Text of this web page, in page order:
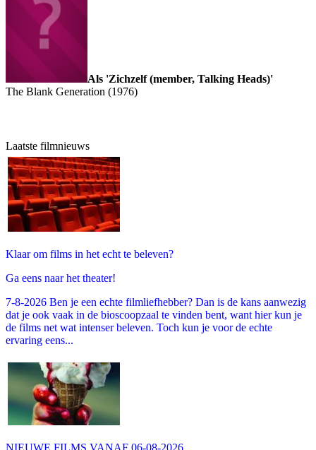
Als 'Zichzelf (member, Talking Heads)'
The Blank Generation (1976)
Laatste filmnieuws
Klaar om films in het echt te beleven?
Ga eens naar het theater!
7-8-2026 Ben je een echte filmliefhebber? Dan is de kans aanwezig
dat je ook vaak in de bioscoopzaal te vinden bent, want hier kun je
de films net wat intenser beleven. Toch kun je voor de echte
ervaring eens...